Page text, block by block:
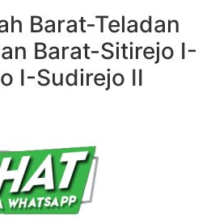
Barat-Teladan
Barat-Sitirejo I-
I-Sudirejo II